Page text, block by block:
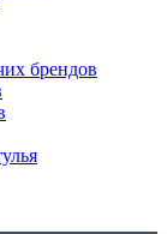
брендов